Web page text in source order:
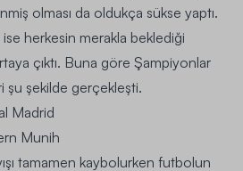
olması da oldukça sükse yaptı.
herkesin merakla beklediği
çıktı. Buna göre Şampiyonlar
şu şekilde gerçekleşti.
Madrid
Munih
tamamen kaybolurken futbolun